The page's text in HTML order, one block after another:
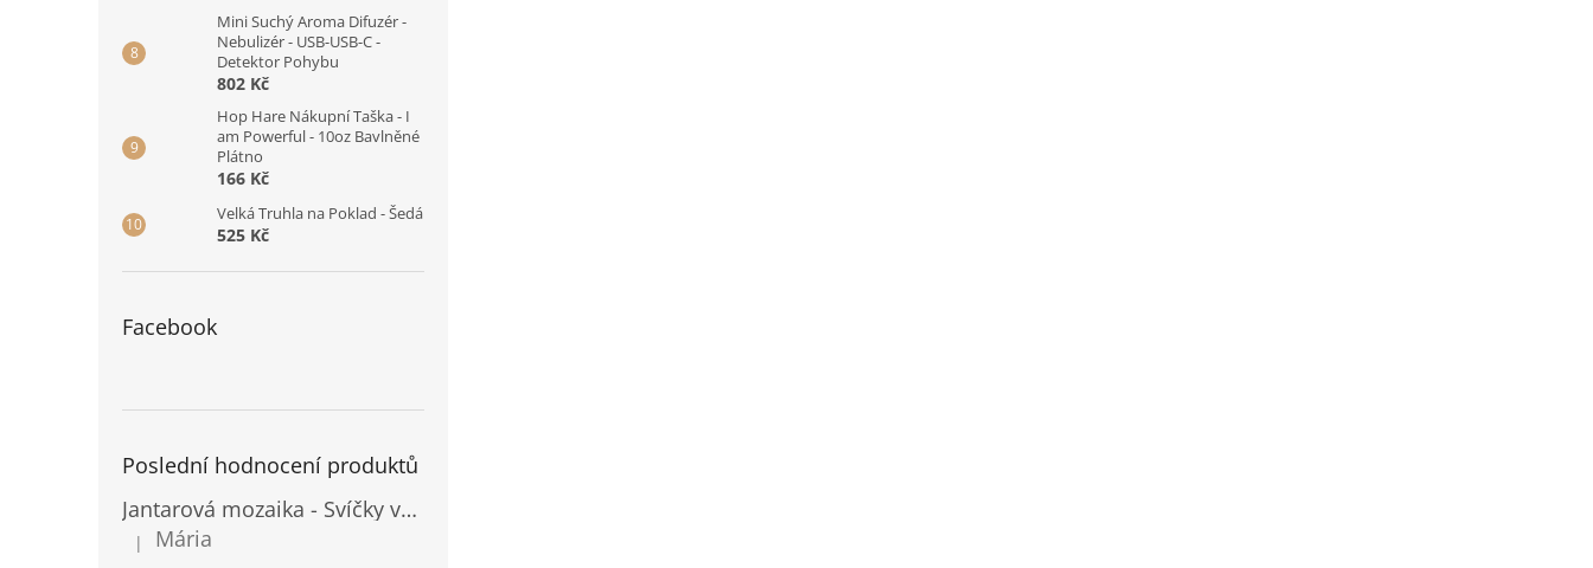
Mini Suchý Aroma Difuzér -
Nebulizér - USB-USB-C -
Detektor Pohybu
802 Kč
Hop Hare Nákupní Taška - I
am Powerful - 10oz Bavlněné
Plátno
166 Kč
Velká Truhla na Poklad - Šedá
525 Kč
Facebook
Poslední hodnocení produktů
Jantarová mozaika - Svíčky ve skleněných dózách - Vysoké
Hodnocení produktu je 5 z 5 hvězdiček.
| Mária